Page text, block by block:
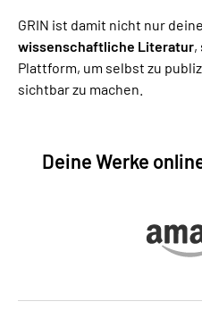
GRIN ist damit nicht nur
wissenschaftliche Literatur,
Plattform, um selbst zu
sichtbar zu machen.
Deine Werke